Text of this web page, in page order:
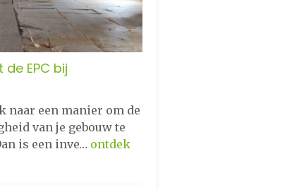
de EPC bij
naar een manier om de
van je gebouw te
is een inve… ontdek